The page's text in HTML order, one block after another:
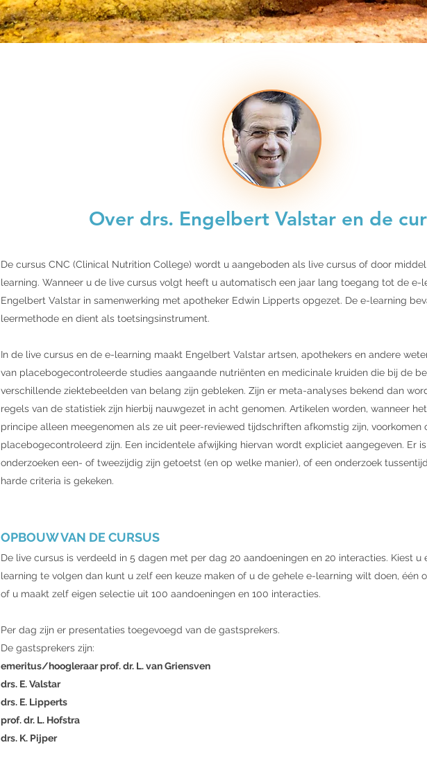
Over drs. Engelbert Valstar en de
De cursus CNC (Clinical Nutrition College) wordt u aangeboden als live cursus of door
learning. Wanneer u de live cursus volgt heeft u automatisch een jaar lang toegang tot de e-
Engelbert Valstar in samenwerking met apotheker Edwin Lipperts opgezet. De e-learning
leermethode en dient als toetsingsinstrument.
In de live cursus en de e-learning maakt Engelbert Valstar artsen, apothekers en andere
van placebogecontroleerde studies aangaande nutriënten en medicinale kruiden die bij de
verschillende ziektebeelden van belang zijn gebleken. Zijn er meta-analyses bekend dan
regels van de statistiek zijn hierbij nauwgezet in acht genomen. Artikelen worden, wanneer
principe alleen meegenomen als ze uit peer-reviewed tijdschriften afkomstig zijn, voorkomen
placebogecontroleerd zijn. Een incidentele afwijking hiervan wordt expliciet aangegeven. Er
onderzoeken een- of tweezijdig zijn getoetst (en op welke manier), of een onderzoek
harde criteria is gekeken.
OPBOUW VAN DE CURSUS
De live cursus is verdeeld in 5 dagen met per dag 20 aandoeningen en 20 interacties. Kiest u
learning te volgen dan kunt u zelf een keuze maken of u de gehele e-learning wilt doen, één
of u maakt zelf eigen selectie uit 100 aandoeningen en 100 interacties.
Per dag zijn er presentaties toegevoegd van de gastsprekers.
De gastsprekers zijn:
emeritus/hoogleraar prof. dr. L. van Griensven
drs. E. Valstar
drs. E. Lipperts
prof. dr. L. Hofstra
drs. K. Pijper